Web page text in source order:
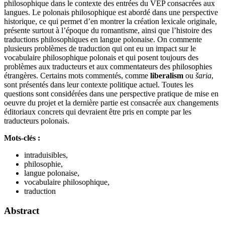
philosophique dans le contexte des entrées du VEP consacrées aux
langues. Le polonais philosophique est abordé dans une perspective
historique, ce qui permet d’en montrer la création lexicale originale,
présente surtout à l’époque du romantisme, ainsi que l’histoire des
traductions philosophiques en langue polonaise. On commente
plusieurs problèmes de traduction qui ont eu un impact sur le
vocabulaire philosophique polonais et qui posent toujours des
problèmes aux traducteurs et aux commentateurs des philosophies
étrangères. Certains mots commentés, comme liberalism ou šaria,
sont présentés dans leur contexte politique actuel. Toutes les
questions sont considérées dans une perspective pratique de mise en
oeuvre du projet et la dernière partie est consacrée aux changements
éditoriaux concrets qui devraient être pris en compte par les
traducteurs polonais.
Mots-clés :
intraduisibles,
philosophie,
langue polonaise,
vocabulaire philosophique,
traduction
Abstract